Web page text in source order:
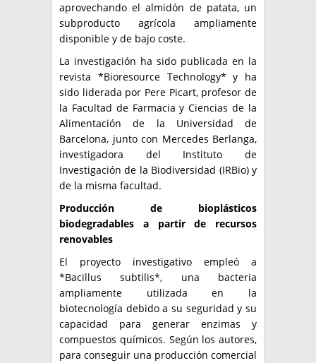
aprovechando el almidón de patata, un
subproducto agrícola ampliamente
disponible y de bajo coste.
La investigación ha sido publicada en la
revista *Bioresource Technology* y ha
sido liderada por Pere Picart, profesor de
la Facultad de Farmacia y Ciencias de la
Alimentación de la Universidad de
Barcelona, junto con Mercedes Berlanga,
investigadora del Instituto de
Investigación de la Biodiversidad (IRBio) y
de la misma facultad.
Producción de bioplásticos
biodegradables a partir de recursos
renovables
El proyecto investigativo empleó a
*Bacillus subtilis*, una bacteria
ampliamente utilizada en la
biotecnología debido a su seguridad y su
capacidad para generar enzimas y
compuestos químicos. Según los autores,
para conseguir una producción comercial